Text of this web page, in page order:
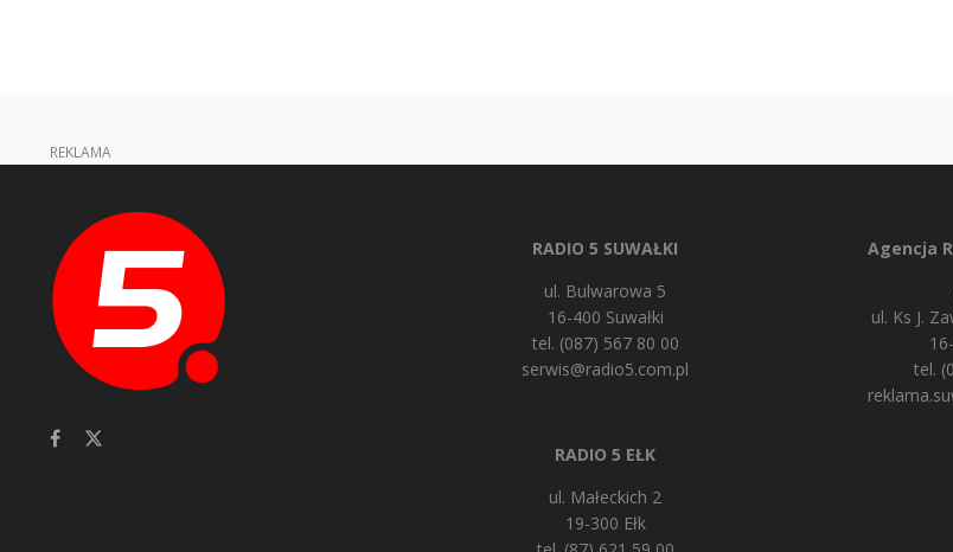
REKLAMA
RADIO 5 SUWAŁKI
ul. Bulwarowa 5
16-400 Suwałki
tel. (087) 567 80 00
serwis@radio5.com.pl
RADIO 5 EŁK
ul. Małeckich 2
19-300 Ełk
Agencja
ul. Ks J.
tel.